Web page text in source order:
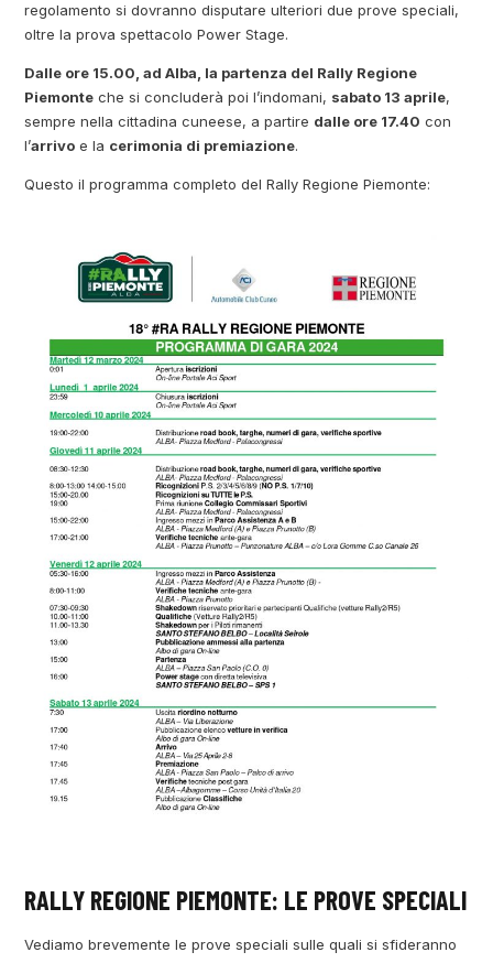
regolamento si dovranno disputare ulteriori due prove speciali,
oltre la prova spettacolo Power Stage.
Dalle ore 15.00, ad Alba, la partenza del Rally Regione
Piemonte che si concluderà poi l’indomani, sabato 13 aprile,
sempre nella cittadina cuneese, a partire dalle ore 17.40 con
l’arrivo e la cerimonia di premiazione.
Questo il programma completo del Rally Regione Piemonte:
RALLY REGIONE PIEMONTE: LE PROVE SPECIALI
Vediamo brevemente le prove speciali sulle quali si sfideranno